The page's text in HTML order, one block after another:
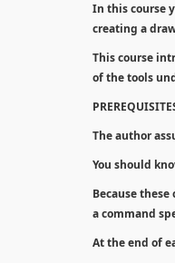
In this course
creating a
This course
of the tools
The author
You should
Because
a command
At the end of